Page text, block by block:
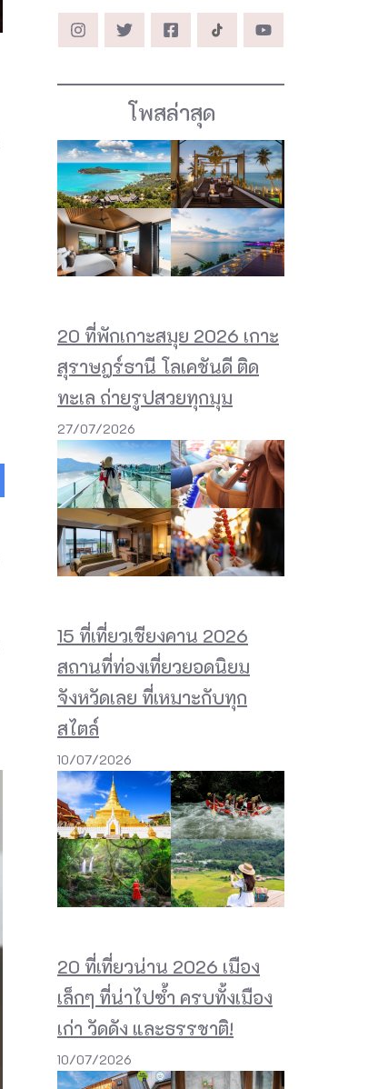
โพสล่าสุด
20 ที่พักเกาะสมุย 2026 เกาะ
สุราษฎร์ธานี โลเคชันดี ติด
ทะเล ถ่ายรูปสวยทุกมุม
27/07/2026
15 ที่เที่ยวเชียงคาน 2026
สถานที่ท่องเที่ยวยอดนิยม
จังหวัดเลย ที่เหมาะกับทุก
สไตล์
10/07/2026
20 ที่เที่ยวน่าน 2026 เมือง
เล็กๆ ที่น่าไปซ้ำ ครบทั้งเมือง
เก่า วัดดัง และธรรชาติ!
10/07/2026